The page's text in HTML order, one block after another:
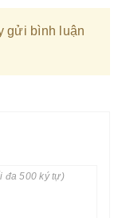
gửi bình luận